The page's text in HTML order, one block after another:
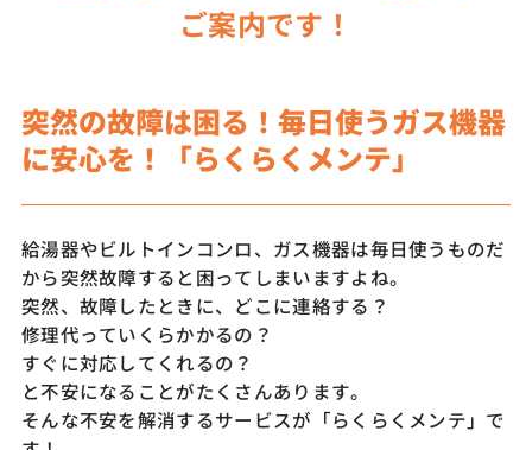
ご案内です！
突然の故障は困る！毎日使うガス機器
に安心を！「らくらくメンテ」
給湯器やビルトインコンロ、ガス機器は毎日使うものだ
から突然故障すると困ってしまいますよね。
突然、故障したときに、どこに連絡する？
修理代っていくらかかるの？
すぐに対応してくれるの？
と不安になることがたくさんあります。
そんな不安を解消するサービスが「らくらくメンテ」で